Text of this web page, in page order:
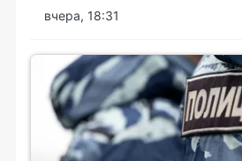
вчера, 18:31